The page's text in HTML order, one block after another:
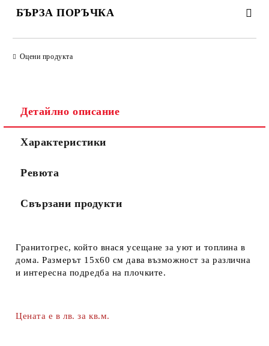
БЪРЗА ПОРЪЧКА
Ние ще се свържем с вас в рамките на работния ден.
Оцени продукта
Детайлно описание
Характеристики
Ревюта
Свързани продукти
Гранитогрес, който внася усещане за уют и топлина в
дома. Размерът 15х60 см дава възможност за различна
и интересна подредба на плочките.
Цената е в лв. за кв.м.